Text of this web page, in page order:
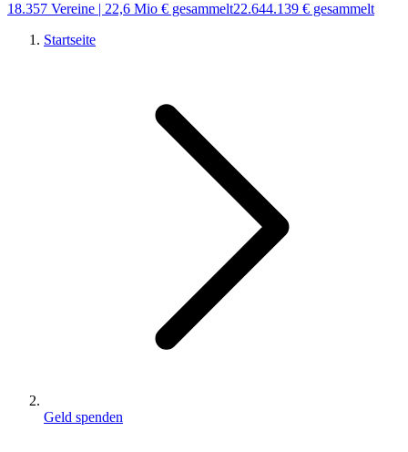
18.357 Vereine | 22,6 Mio € gesammelt22.644.139 € gesammelt
Startseite
Geld spenden